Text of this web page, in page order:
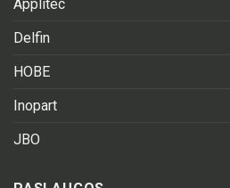
Applitec
Delfin
HOBE
Inopart
JBO